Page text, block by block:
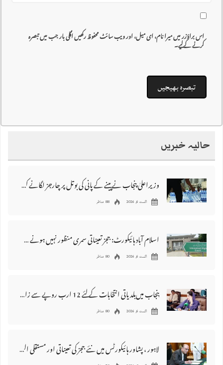
اس براؤزر میں میرا نام، ای میل، اور ویب سائٹ محفوظ رکھیں اگلی بار جب میں تبصرہ
کرنے کےلیے۔
حالیہ خبریں
وزیراعلیٰ پنجاب نے پینے کے پانی کی بوتل پر چارجز لگانے کی تجویز مستر دکر دی
اگست 6, 2026 88 مناظر
اسلام آباد ہائیکورٹ: ججز تعیناتی سمری منظور نہیں‌ ہونے کے خٌلاف فیصلہ محفوظ
اگست 6, 2026 80 مناظر
پنجاب میں‌بلدیاتی انتخابات کے لئے 12 ارب روپے سے زائد مختص کرنے کی منظوری
اگست 6, 2026 80 مناظر
لاہور ، پشاور ہائیکورٹس میں نئے ججز کی تعیناتی اور مستقلی التواء کا شکار